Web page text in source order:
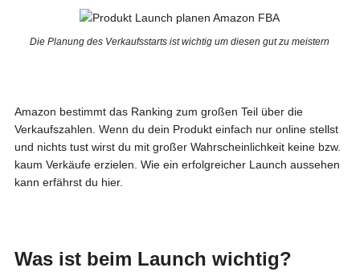
Die Planung des Verkaufsstarts ist wichtig um diesen gut zu meistern
Amazon bestimmt das Ranking zum großen Teil über die
Verkaufszahlen. Wenn du dein Produkt einfach nur online stellst
und nichts tust wirst du mit großer Wahrscheinlichkeit keine bzw.
kaum Verkäufe erzielen. Wie ein erfolgreicher Launch aussehen
kann erfährst du hier.
Was ist beim Launch wichtig?